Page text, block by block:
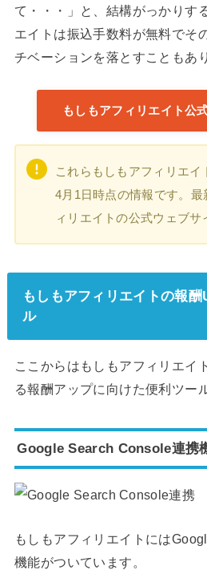
て・・・」と、結構がっかりす
エイトは振込手数料が無料でそ
チベーションを落とすこともあ
もしもアフィリエイト公
これらもしもアフィリエ
4月1日時点の情報です。
ィリエイトの公式ウェブサ
もしもアフィリエイトの報
ル
ここからはもしもアフィリエイ
る報酬アップに向けた便利ツー
Google Search Console連携
もしもアフィリエイトには
機能がついています。